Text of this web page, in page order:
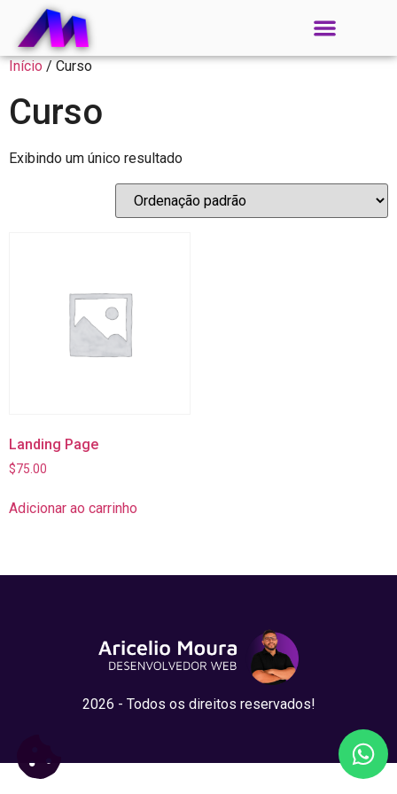
Início / Curso
Curso
Exibindo um único resultado
Landing Page
$75.00
Adicionar ao carrinho
2026 - Todos os direitos reservados!